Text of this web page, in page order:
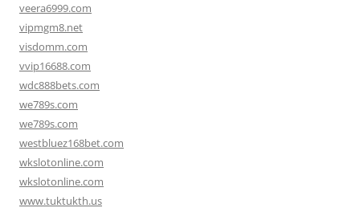
veera6999.com
vipmgm8.net
visdomm.com
vvip16688.com
wdc888bets.com
we789s.com
we789s.com
westbluez168bet.com
wkslotonline.com
wkslotonline.com
www.tuktukth.us